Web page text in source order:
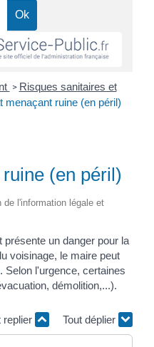
> Risques sanitaires et
menaçant ruine (en péril)
(en péril)
l'information légale et
présente un danger pour la
voisinage, le maire peut
Selon l'urgence, certaines
démolition,...).
replier Tout déplier